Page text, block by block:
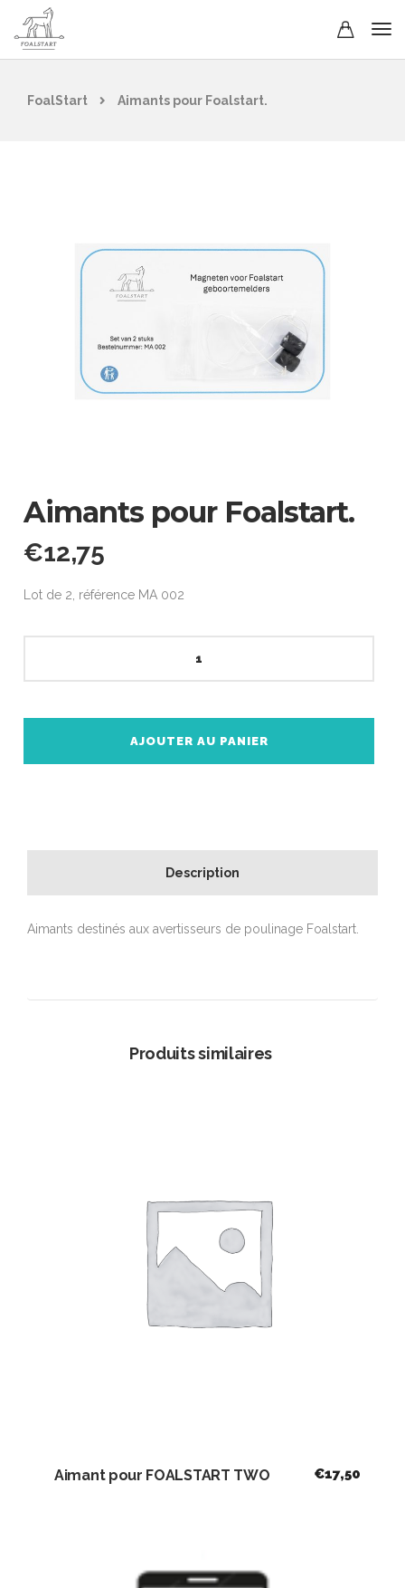
FoalStart Aimants pour Foalstart.
Aimants pour Foalstart.
€12,75
Lot de 2, référence MA 002
AJOUTER AU PANIER
Description
Aimants destinés aux avertisseurs de poulinage Foalstart.
Produits similaires
Aimant pour FOALSTART TWO €17,50